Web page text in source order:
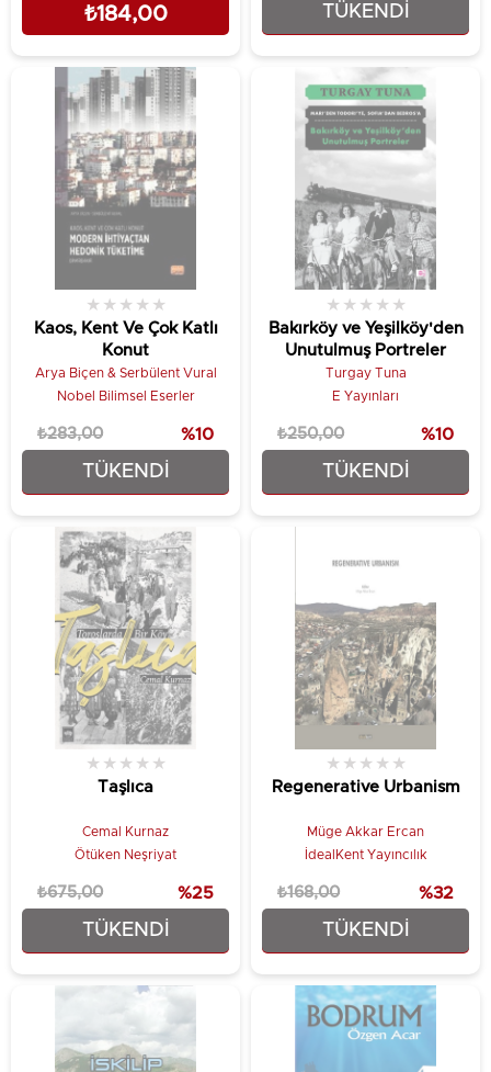
₺184,00 TÜKENDI
₺748,80
TÜKENDI
Kaos, Kent Ve Çok Katlı
Konut
★ ★ ★ ★ ★
Arya Biçen & Serbülent Vural
Nobel Bilimsel Eserler
₺254,70
₺283,00 %10
TÜKENDI
Bakırköy ve Yeşilköy'den
Unutulmuş Portreler
★ ★ ★ ★ ★
Turgay Tuna
E Yayınları
₺225,00
₺250,00 %10
TÜKENDI
Taşlıca
★ ★ ★ ★ ★
Cemal Kurnaz
Ötüken Neşriyat
₺506,25
₺675,00 %25
TÜKENDI
Regenerative Urbanism
★ ★ ★ ★ ★
Müge Akkar Ercan
İdealKent Yayıncılık
₺114,24
₺168,00 %32